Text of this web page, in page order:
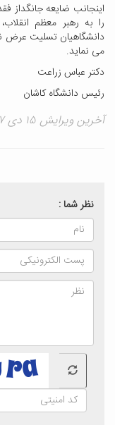
اینجانب ضایعه
را به رهبر معظم
دانشگاهیان تسلیت عرض
می نماید.
دکتر عباس زراعت
رئیس دانشگاه کاشان
آخرین ویرایش ۱۵ دی ۱۳۹۷
نظر شما :